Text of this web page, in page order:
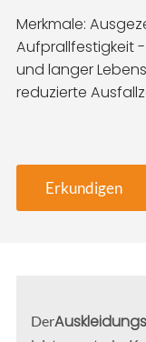
Merkmale:
Aufprallfestigkeit
und langer
reduzierte
Erkundigen
Der